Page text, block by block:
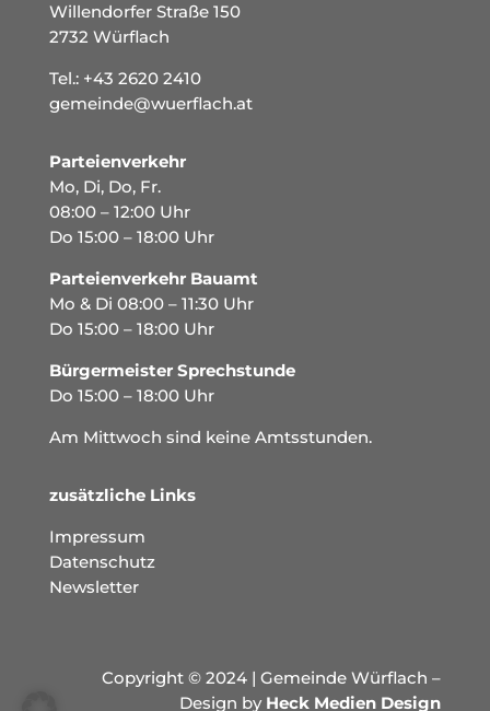
Willendorfer Straße 150
2732 Würflach
Tel.: +43 2620 2410
gemeinde@wuerflach.at
Parteienverkehr
Mo, Di, Do, Fr.
08:00 – 12:00 Uhr
Do 15:00 – 18:00 Uhr
Parteienverkehr Bauamt
Mo & Di 08:00 – 11:30 Uhr
Do 15:00 – 18:00 Uhr
Bürgermeister Sprechstunde
Do 15:00 – 18:00 Uhr
Am Mittwoch sind keine Amtsstunden.
zusätzliche Links
Impressum
Datenschutz
Newsletter
Copyright © 2024 | Gemeinde Würflach –
Design by Heck Medien Design